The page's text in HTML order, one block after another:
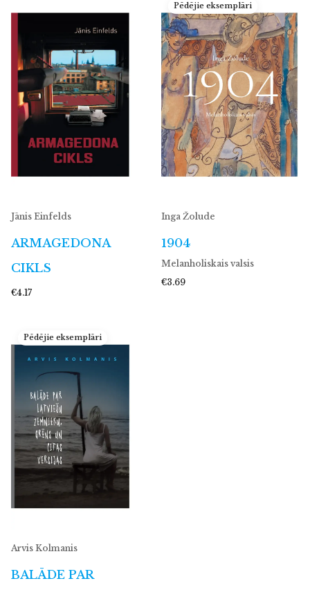
Jānis Einfelds
ARMAGEDONA
CIKLS
€4.17
Pēdējie eksemplāri
Inga Žolude
1904
Melanholiskais valsis
€3.69
Pēdējie eksemplāri
Arvis Kolmanis
BALĀDE PAR